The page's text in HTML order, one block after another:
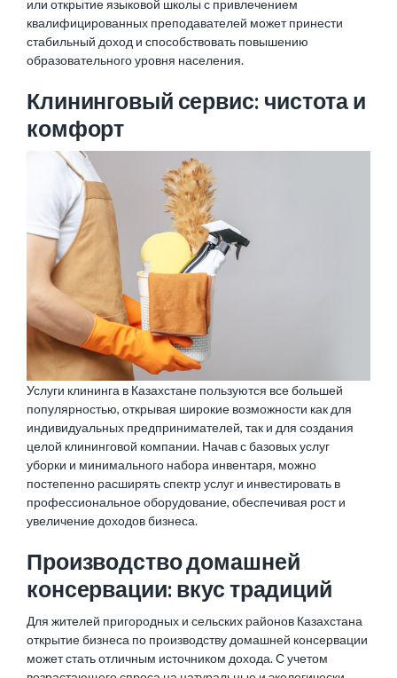
или открытие языковой школы с привлечением
квалифицированных преподавателей может принести
стабильный доход и способствовать повышению
образовательного уровня населения.
Клининговый сервис: чистота и
комфорт
Услуги клининга в Казахстане пользуются все большей
популярностью, открывая широкие возможности как для
индивидуальных предпринимателей, так и для создания
целой клининговой компании. Начав с базовых услуг
уборки и минимального набора инвентаря, можно
постепенно расширять спектр услуг и инвестировать в
профессиональное оборудование, обеспечивая рост и
увеличение доходов бизнеса.
Производство домашней
консервации: вкус традиций
Для жителей пригородных и сельских районов Казахстана
открытие бизнеса по производству домашней консервации
может стать отличным источником дохода. С учетом